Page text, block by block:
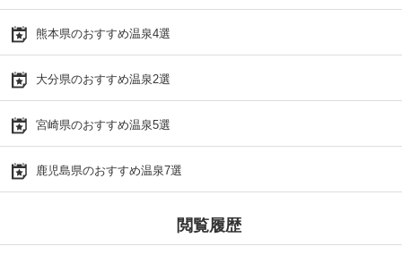
熊本県のおすすめ温泉4選
大分県のおすすめ温泉2選
宮崎県のおすすめ温泉5選
鹿児島県のおすすめ温泉7選
閲覧履歴